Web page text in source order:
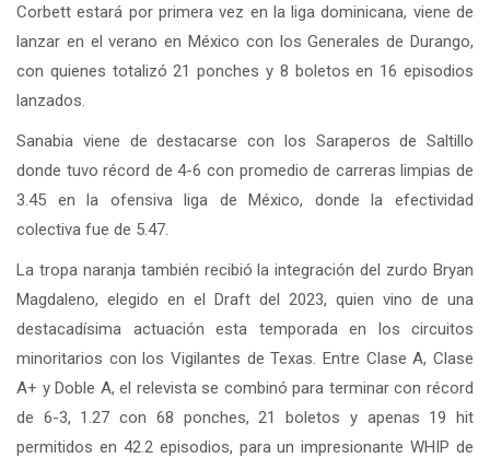
Corbett estará por primera vez en la liga dominicana, viene de
lanzar en el verano en México con los Generales de Durango,
con quienes totalizó 21 ponches y 8 boletos en 16 episodios
lanzados.
Sanabia viene de destacarse con los Saraperos de Saltillo
donde tuvo récord de 4-6 con promedio de carreras limpias de
3.45 en la ofensiva liga de México, donde la efectividad
colectiva fue de 5.47.
La tropa naranja también recibió la integración del zurdo Bryan
Magdaleno, elegido en el Draft del 2023, quien vino de una
destacadísima actuación esta temporada en los circuitos
minoritarios con los Vigilantes de Texas. Entre Clase A, Clase
A+ y Doble A, el relevista se combinó para terminar con récord
de 6-3, 1.27 con 68 ponches, 21 boletos y apenas 19 hit
permitidos en 42.2 episodios, para un impresionante WHIP de